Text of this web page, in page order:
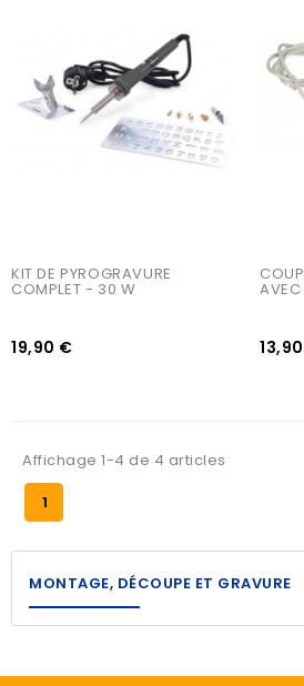
KIT DE PYROGRAVURE
COMPLET - 30 W
19,90 €
Affichage 1-4 de 4 articles
1
MONTAGE, DÉCOUPE ET GRAVURE